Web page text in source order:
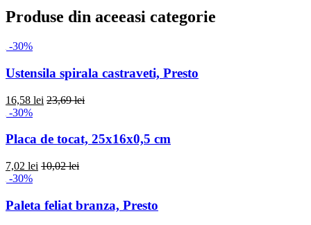
Produse din aceeasi categorie
-30%
Ustensila spirala castraveti, Presto
16,58 lei 23,69 lei
-30%
Placa de tocat, 25x16x0,5 cm
7,02 lei 10,02 lei
-30%
Paleta feliat branza, Presto